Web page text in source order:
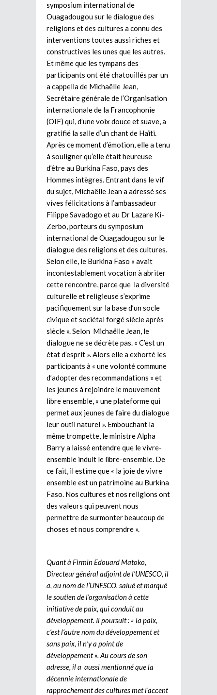
symposium international de
Ouagadougou sur le dialogue des
religions et des cultures a connu des
interventions toutes aussi riches et
constructives les unes que les autres.
Et même que les tympans des
participants ont été chatouillés par un
a cappella de Michaëlle Jean,
Secrétaire générale de l’Organisation
internationale de la Francophonie
(OIF) qui, d’une voix douce et suave, a
gratifié la salle d’un chant de Haïti.
Après ce moment d’émotion, elle a tenu
à souligner qu’elle était heureuse
d’être au Burkina Faso, pays des
Hommes intègres. Entrant dans le vif
du sujet, Michaëlle Jean a adressé ses
vives félicitations à l’ambassadeur
Filippe Savadogo et au Dr Lazare Ki-
Zerbo, porteurs du symposium
international de Ouagadougou sur le
dialogue des religions et des cultures.
Selon elle, le Burkina Faso « avait
incontestablement vocation à abriter
cette rencontre, parce que la diversité
culturelle et religieuse s’exprime
pacifiquement sur la base d’un socle
civique et sociétal forgé siècle après
siècle ». Selon Michaëlle Jean, le
dialogue ne se décrète pas. « C’est un
état d’esprit ». Alors elle a exhorté les
participants à « une volonté commune
d’adopter des recommandations » et
les jeunes à rejoindre le mouvement
libre ensemble, « une plateforme qui
permet aux jeunes de faire du dialogue
leur outil naturel ». Embouchant la
même trompette, le ministre Alpha
Barry a laissé entendre que le vivre-
ensemble induit le libre-ensemble. De
ce fait, il estime que « la joie de vivre
ensemble est un patrimoine au Burkina
Faso. Nos cultures et nos religions ont
des valeurs qui peuvent nous
permettre de surmonter beaucoup de
choses et nous comprendre ».
Quant à Firmin Edouard Matoko,
Directeur général adjoint de l’UNESCO, il
a, au nom de l’UNESCO, salué et marqué
le soutien de l’organisation à cette
initiative de paix, qui conduit au
développement. Il poursuit : « la paix,
c’est l’autre nom du développement et
sans paix, il n’y a point de
développement ». Au cours de son
adresse, il a aussi mentionné que la
décennie internationale de
rapprochement des cultures met l’accent